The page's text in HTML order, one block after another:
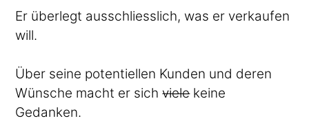
Er überlegt ausschliesslich, was er verkaufen
will.
Über seine potentiellen Kunden und deren
Wünsche macht er sichvielekeine
Gedanken.